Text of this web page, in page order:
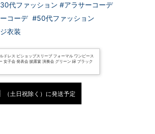
代ファッション #アラサーコーデ
コーデ #50代ファッション
衣装
ドレス ビショップスリーブ フォーマル ワンピース
女子会 発表会 披露宴 演奏会 グリーン 緑 ブラック
（土日祝除く）に発送予定